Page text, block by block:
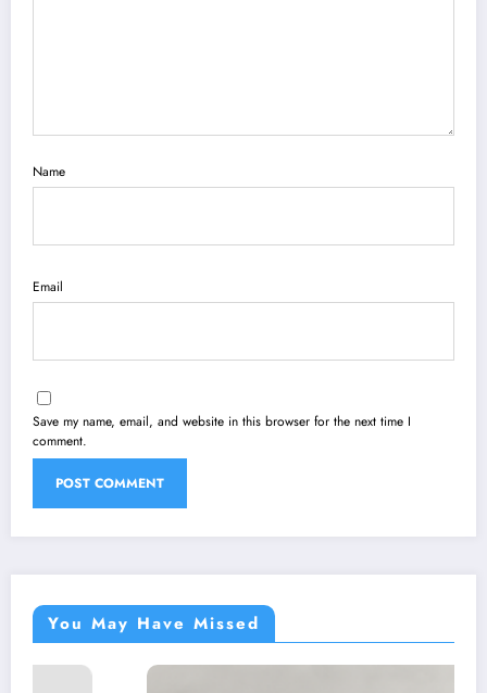
Name
Email
Save my name, email, and website in this browser for the next time I
comment.
You May Have Missed